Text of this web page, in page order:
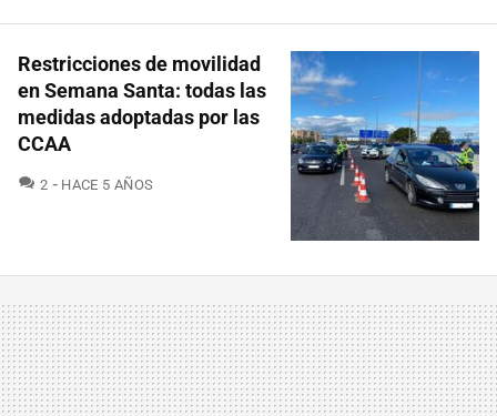
Restricciones de movilidad
en Semana Santa: todas las
medidas adoptadas por las
CCAA
2 COMENTARIOS
HACE 5 AÑOS